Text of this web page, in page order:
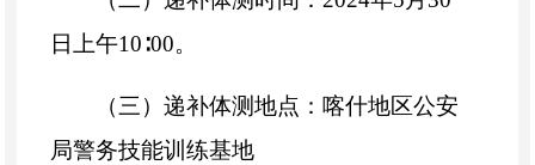
日上午10 ∶00。
（三）递补体测地点：喀什地区公安
局警务技能训练基地